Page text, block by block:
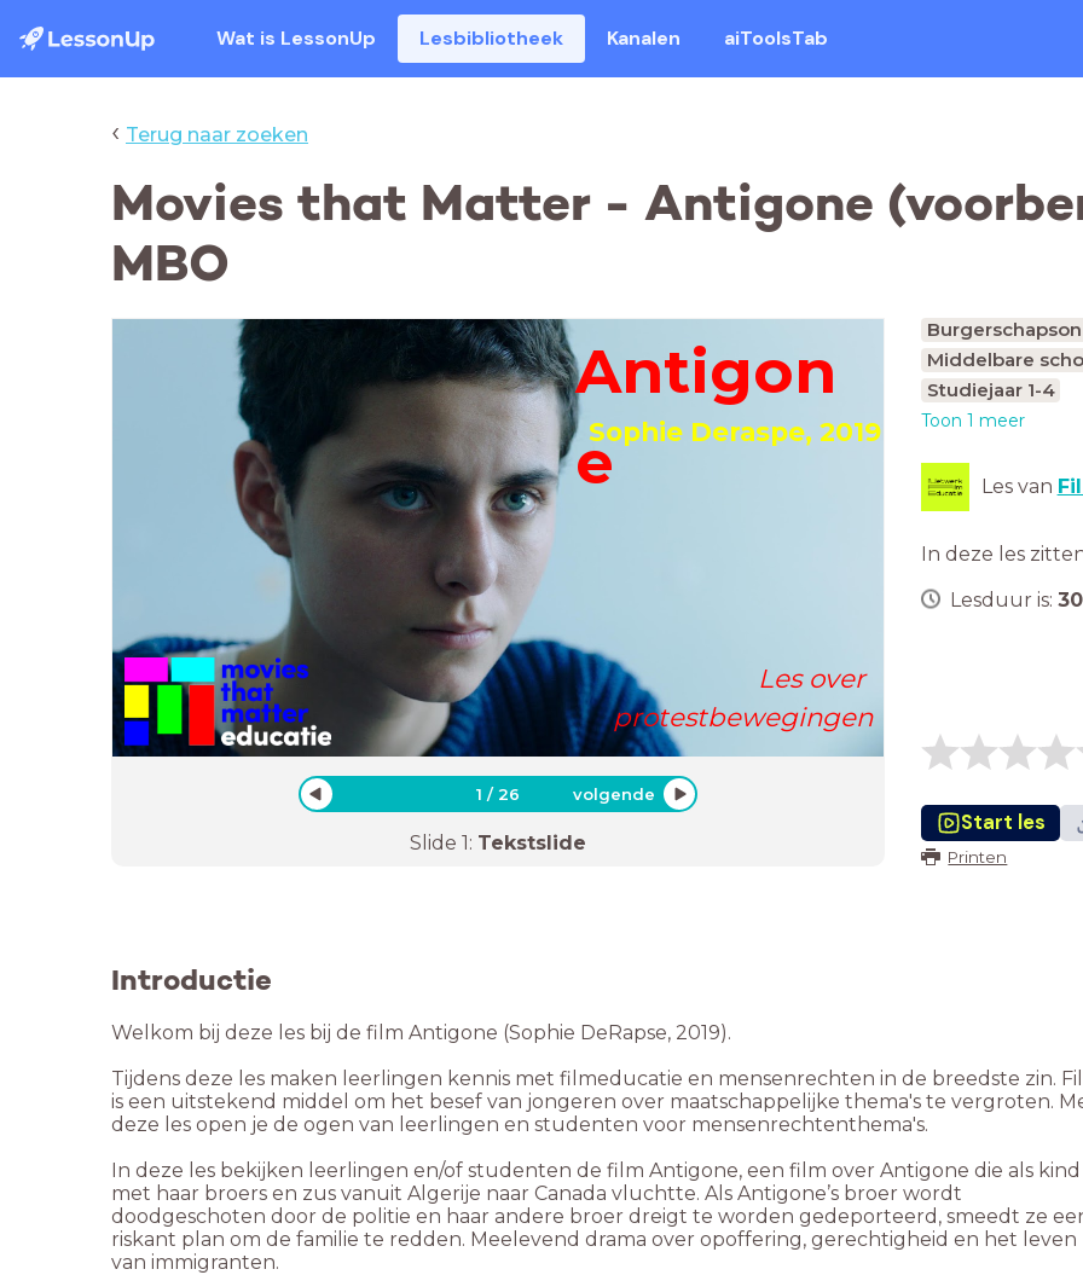
Wat is LessonUp Lesbibliotheek Kanalen aiToolsTab
‹ Terug naar zoeken
Movies that Matter - Antigone
MBO
Antigon
e
Sophie Deraspe, 2019
Les over
protestbewegingen
1 /26 volgende
Slide 1: Tekstslide
Middelbare
Studiejaar 1-4
Toon 1 meer
Les van
In deze les
Lesduur is: 30
Start les
Printen
Introductie
Welkom bij deze les bij de film Antigone (Sophie DeRapse, 2019).
Tijdens deze les maken leerlingen kennis met filmeducatie en mensenrechten in de breedste zin.
is een uitstekend middel om het besef van jongeren over maatschappelijke thema's te vergroten.
deze les open je de ogen van leerlingen en studenten voor mensenrechtenthema's.
In deze les bekijken leerlingen en/of studenten de film Antigone, een film over Antigone die als kind
met haar broers en zus vanuit Algerije naar Canada vluchtte. Als Antigone’s broer wordt
doodgeschoten door de politie en haar andere broer dreigt te worden gedeporteerd, smeedt ze
riskant plan om de familie te redden. Meelevend drama over opoffering, gerechtigheid en het leven
van immigranten.